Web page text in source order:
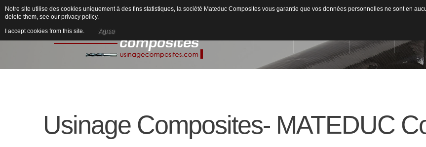
Capacité de production
Usinage /
Découpe /
Usinage Composites- MATEDUC
Notre site utilise des cookies uniquement à des fins statistiques, la société Mateduc Composites vous garantie que vos données personnelles ne sont en
delete them, see our privacy policy.
I accept cookies from this site. Agree